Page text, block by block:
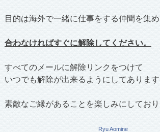
目的は海外で一緒に仕事をする仲間を集
合わなければすぐに解除してください。
すべてのメールに解除リンクをつけて
いつでも解除が出来るようにしてあります
素敵なご縁があることを楽しみにしており
Ryu Aomine